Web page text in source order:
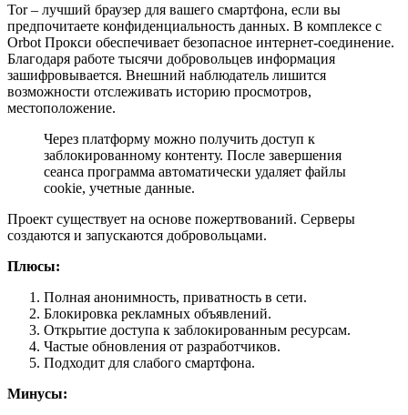
Tor – лучший браузер для вашего смартфона, если вы
предпочитаете конфиденциальность данных. В комплексе с
Orbot Прокси обеспечивает безопасное интернет-соединение.
Благодаря работе тысячи добровольцев информация
зашифровывается. Внешний наблюдатель лишится
возможности отслеживать историю просмотров,
местоположение.
Через платформу можно получить доступ к
заблокированному контенту. После завершения
сеанса программа автоматически удаляет файлы
cookie, учетные данные.
Проект существует на основе пожертвований. Серверы
создаются и запускаются добровольцами.
Плюсы:
Полная анонимность, приватность в сети.
Блокировка рекламных объявлений.
Открытие доступа к заблокированным ресурсам.
Частые обновления от разработчиков.
Подходит для слабого смартфона.
Минусы: